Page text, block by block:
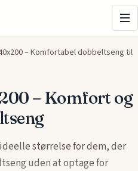
– Komfortabel dobbeltseng til
– Komfort og
ideelle størrelse for dem, der
uden at optage for